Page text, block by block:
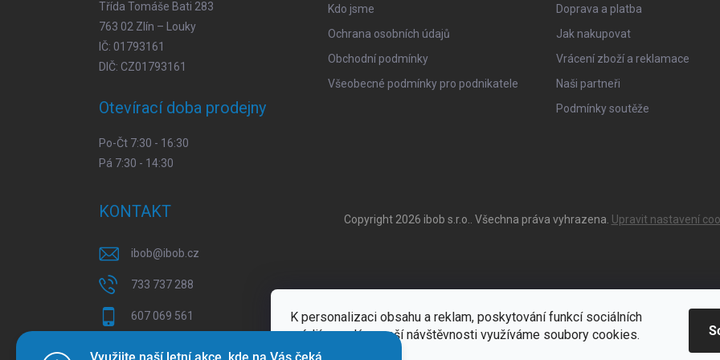
K personalizaci obsahu a reklam, poskytování funkcí sociálních
médií a analýze naší návštěvnosti využíváme soubory cookies.
Více informací
Třída Tomáše Bati 283
763 02 Zlín – Louky
IČ: 01793161
DIČ: CZ01793161
Otevírací doba prodejny
Po-Čt 7:30 - 16:30
Pá 7:30 - 14:30
Kdo jsme
Ochrana osobních údajů
Obchodní podmínky
Všeobecné podmínky pro podnikatele
Doprava a platba
Jak nakupovat
Vrácení zboží a reklamace
Naši partneři
Podmínky soutěže
KONTAKT
ibob@ibob.cz
733 737 288
607 069 561
Copyright 2026 ibob s.r.o. . Všechna práva vyhrazena. Upravit nastavení